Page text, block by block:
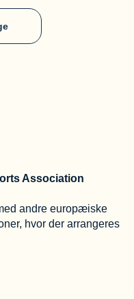
Association
andre europæiske
hvor der arrangeres